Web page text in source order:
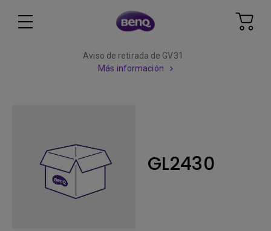
Aviso de retirada de GV31
Más información
GL2430